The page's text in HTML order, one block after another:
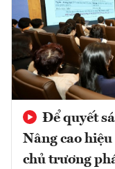
Để quyết
Nâng cao
chủ trương